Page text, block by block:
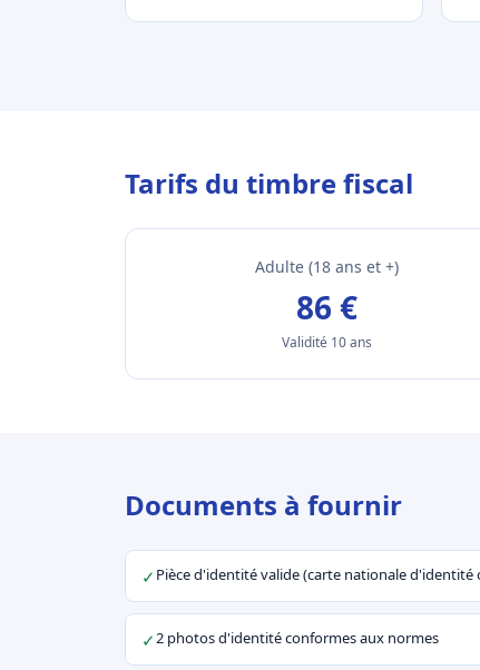
Tarifs du timbre fiscal
Adulte (18 ans et +)
86 €
Validité 10 ans
Documents à fournir
✓ Pièce d'identité valide (carte nationale d'identité
✓2 photos d'identité conformes aux normes